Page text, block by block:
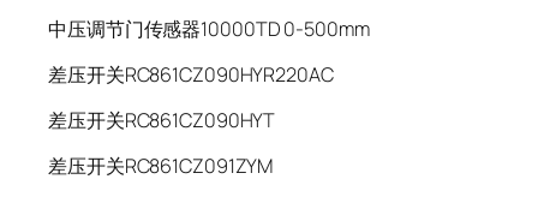
中压调节门传感器10000TD 0-500mm
差压开关RC861CZ090HYR220AC
差压开关RC861CZ090HYT
差压开关RC861CZ091ZYM